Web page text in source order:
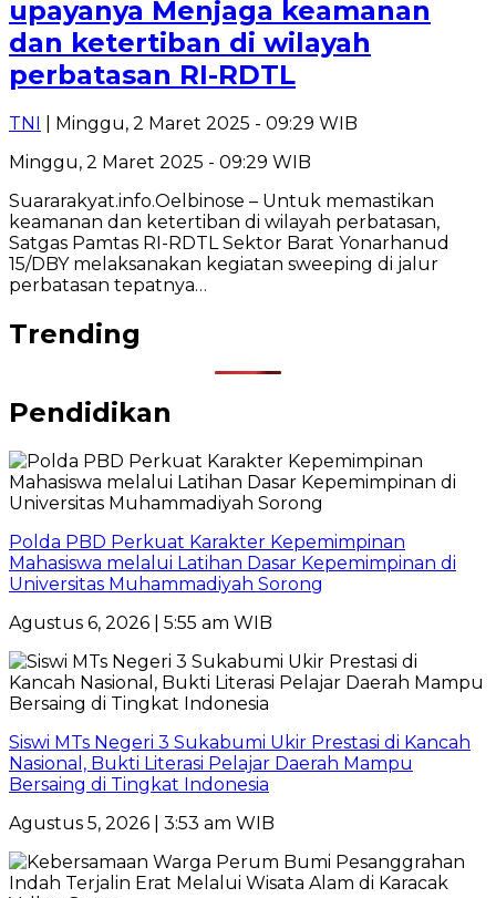
upayanya Menjaga keamanan
dan ketertiban di wilayah
perbatasan RI-RDTL
TNI
| Minggu, 2 Maret 2025 - 09:29 WIB
Minggu, 2 Maret 2025 - 09:29 WIB
Suararakyat.info.Oelbinose – Untuk memastikan
keamanan dan ketertiban di wilayah perbatasan,
Satgas Pamtas RI-RDTL Sektor Barat Yonarhanud
15/DBY melaksanakan kegiatan sweeping di jalur
perbatasan tepatnya…
Trending
Pendidikan
Polda PBD Perkuat Karakter Kepemimpinan
Mahasiswa melalui Latihan Dasar Kepemimpinan di
Universitas Muhammadiyah Sorong
Agustus 6, 2026 | 5:55 am WIB
Siswi MTs Negeri 3 Sukabumi Ukir Prestasi di Kancah
Nasional, Bukti Literasi Pelajar Daerah Mampu
Bersaing di Tingkat Indonesia
Agustus 5, 2026 | 3:53 am WIB